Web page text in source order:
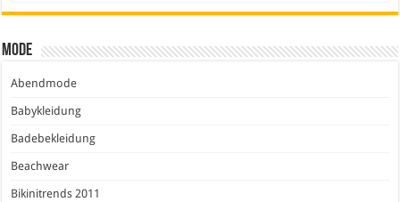
Mode
Abendmode
Babykleidung
Badebekleidung
Beachwear
Bikinitrends 2011